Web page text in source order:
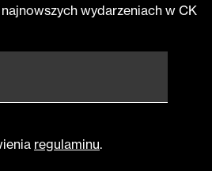
wydarzeniach w CK
regulaminu.